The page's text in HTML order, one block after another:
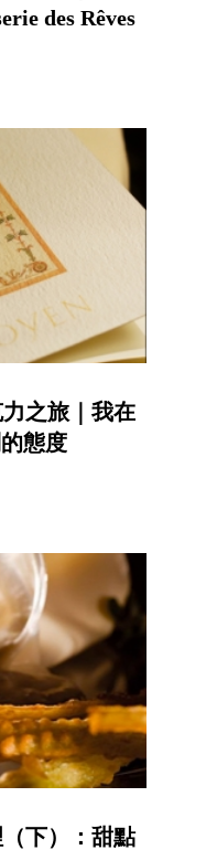
des Rêves
之旅｜我在
態度
下）：甜點